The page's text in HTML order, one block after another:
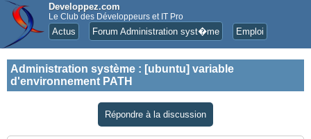
Developpez.com
Le Club des Développeurs et IT Pro
Actus Forum Administration syst�me Emploi
Administration système : [ubuntu] variable
d'environnement PATH
Répondre à la discussion